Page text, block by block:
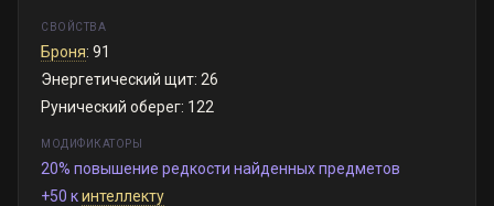
СВОЙСТВА
Броня: 91
Энергетический щит: 26
Рунический оберег: 122
МОДИФИКАТОРЫ
20% повышение редкости найденных предметов
+50 кинтеллекту